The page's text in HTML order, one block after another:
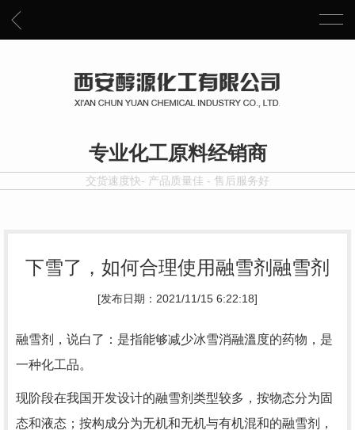
专业化工原料经销商
交货速度快- 产品质量佳 - 售后服务好
下雪了，如何合理使用融雪剂融雪剂
[发布日期：2021/11/15 6:22:18]
融雪剂，说白了：是指能够减少冰雪消融溫度的药物，是
一种化工品。
现阶段在我国开发设计的融雪剂类型较多，按物态分为固
态和液态；按构成分为无机和无机与有机混和的融雪剂，